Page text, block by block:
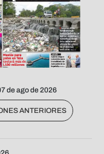
de ago de 2026
ANTERIORES